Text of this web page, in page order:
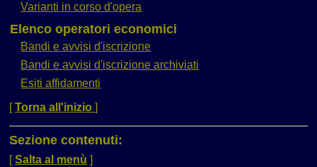
Varianti in corso d'opera
Elenco operatori economici
Bandi e avvisi d'iscrizione
Bandi e avvisi d'iscrizione archiviati
Esiti affidamenti
[Torna all'inizio ]
Sezione contenuti:
[Salta al menù ]